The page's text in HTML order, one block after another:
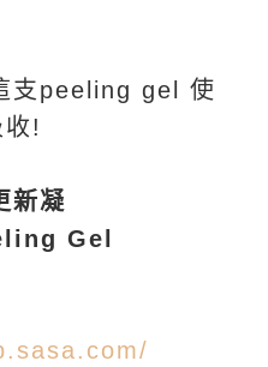
支peeling gel 使
!
新凝
Gel